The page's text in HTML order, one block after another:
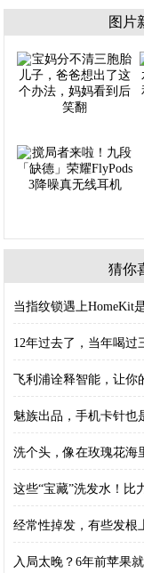
图片
猜你
当指纹锁遇上
12年过去了，当年喝过
飞利浦诠释智能，让你
魅族出品，手机卡针也
洗个头，像在玫瑰花海
这些“宝藏”洗发水！比
经常性掉发，有些发根
入局太晚？6年前苹果